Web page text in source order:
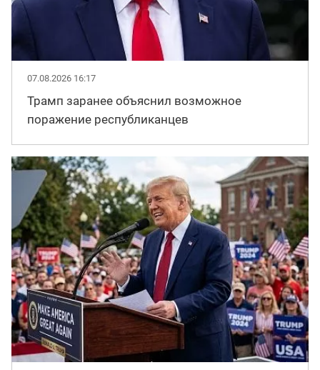
07.08.2026 16:17
Трамп заранее объяснил возможное
поражение республиканцев